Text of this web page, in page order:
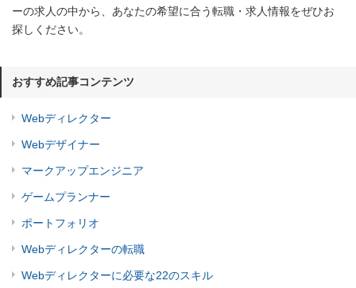
ーの求人の中から、あなたの希望に合う転職・求人情報をぜひお
探しください。
おすすめ記事コンテンツ
Webディレクター
Webデザイナー
マークアップエンジニア
ゲームプランナー
ポートフォリオ
Webディレクターの転職
Webディレクターに必要な22のスキル